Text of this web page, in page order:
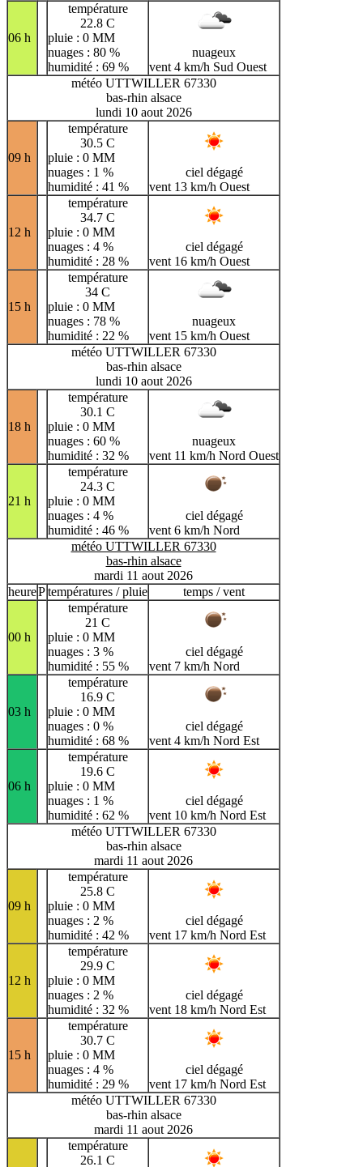
06 h
température
22.8 C
pluie : 0 MM
nuages : 80 %
humidité : 69 %
nuageux
vent 4 km/h Sud Ouest
météo UTTWILLER 67330
bas-rhin alsace
lundi 10 aout 2026
09 h
température
30.5 C
pluie : 0 MM
nuages : 1 %
humidité : 41 %
ciel dégagé
vent 13 km/h Ouest
12 h
température
34.7 C
pluie : 0 MM
nuages : 4 %
humidité : 28 %
ciel dégagé
vent 16 km/h Ouest
15 h
température
34 C
pluie : 0 MM
nuages : 78 %
humidité : 22 %
nuageux
vent 15 km/h Ouest
météo UTTWILLER 67330
bas-rhin alsace
lundi 10 aout 2026
18 h
température
30.1 C
pluie : 0 MM
nuages : 60 %
humidité : 32 %
nuageux
vent 11 km/h Nord Ouest
21 h
température
24.3 C
pluie : 0 MM
nuages : 4 %
humidité : 46 %
ciel dégagé
vent 6 km/h Nord
météo UTTWILLER 67330
bas-rhin alsace
mardi 11 aout 2026
heurePtempératures / pluie temps / vent
00 h
température
21 C
pluie : 0 MM
nuages : 3 %
humidité : 55 %
ciel dégagé
vent 7 km/h Nord
03 h
température
16.9 C
pluie : 0 MM
nuages : 0 %
humidité : 68 %
ciel dégagé
vent 4 km/h Nord Est
06 h
température
19.6 C
pluie : 0 MM
nuages : 1 %
humidité : 62 %
ciel dégagé
vent 10 km/h Nord Est
météo UTTWILLER 67330
bas-rhin alsace
mardi 11 aout 2026
09 h
température
25.8 C
pluie : 0 MM
nuages : 2 %
humidité : 42 %
ciel dégagé
vent 17 km/h Nord Est
12 h
température
29.9 C
pluie : 0 MM
nuages : 2 %
humidité : 32 %
ciel dégagé
vent 18 km/h Nord Est
15 h
température
30.7 C
pluie : 0 MM
nuages : 4 %
humidité : 29 %
ciel dégagé
vent 17 km/h Nord Est
météo UTTWILLER 67330
bas-rhin alsace
mardi 11 aout 2026
température
26.1 C